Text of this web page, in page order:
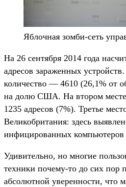
Яблочная зомби-сеть
На 26 сентября 2014 года
адресов зараженных
количество — 4610 (26,1% от
на долю США. На втором месте
1235 адресов (7%). Третье
Великобритания: здесь
инфицированных компьютеров
Удивительно, но многие
техники почему-то до сих пор
абсолютной уверенности, что